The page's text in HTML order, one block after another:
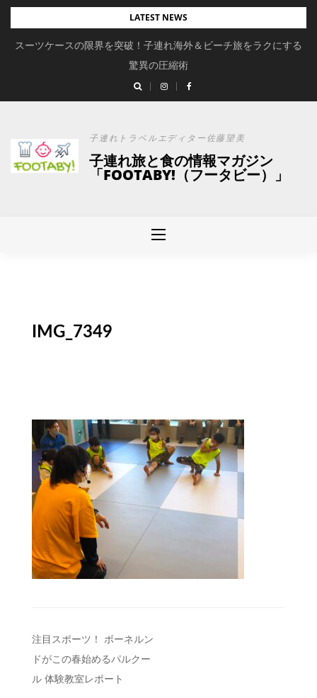
Skip
content
LATEST NEWS
スーツケースの限界を突破！子連れ海外＆ビーチ旅をラクにする
驚異の圧縮術
子連れトラベルエディター佐藤望美
子連れ旅と食の情報マガジン
「FOOTABY!（フータビー）」
IMG_7349
投
稿
ナ
注目スポーツ！ ボーネルン
ドがこの春始めるパルクー
ル 体験教室レポート